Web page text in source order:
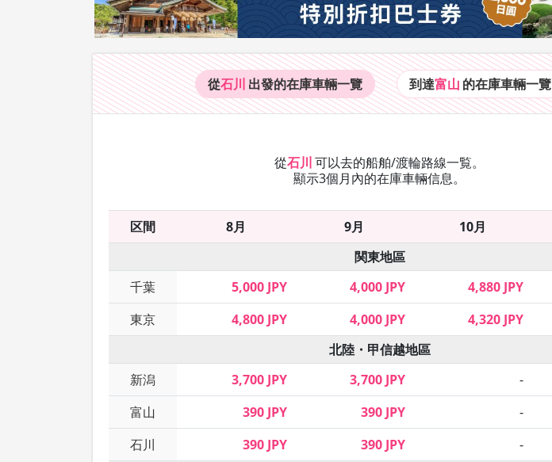
從石川 出發的在庫車輛一覽 到達富山 的在庫車輛一覽
從石川 可以去的船舶/渡輪路線一覧。
顯示3個月內的在庫車輛信息。
区間 8月 9月 10月
関東地區
千葉
5,000 JPY 4,000 JPY 4,880 JPY
東京
4,800 JPY 4,000 JPY 4,320 JPY
北陸・甲信越地區
新潟
3,700 JPY 3,700 JPY -
富山
390 JPY 390 JPY -
石川
390 JPY 390 JPY -